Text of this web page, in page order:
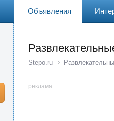
Объявления
Stepo.ru
реклама